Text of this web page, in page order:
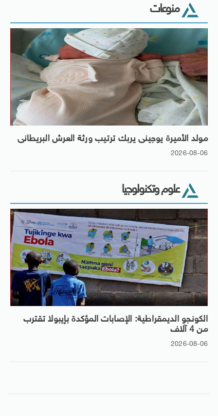
منوعات
مولد الأميرة يوجينى يربك ترتيب ورثة العرش البريطانى
2026-08-06
علوم وتكنولوجيا
الكونجو الديمقراطية: الإصابات المؤكدة بإيبولا تقترب
من 4 آلاف
2026-08-06